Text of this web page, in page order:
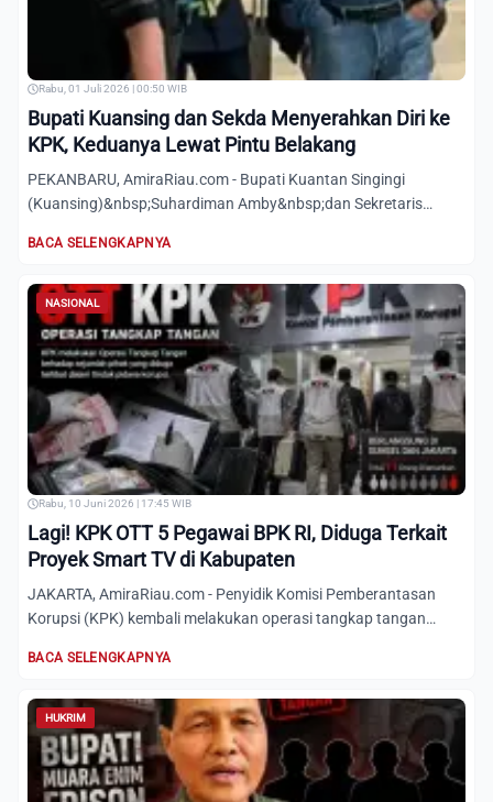
Rabu, 01 Juli 2026 | 00:50 WIB
Bupati Kuansing dan Sekda Menyerahkan Diri ke
KPK, Keduanya Lewat Pintu Belakang
PEKANBARU, AmiraRiau.com - Bupati Kuantan Singingi
(Kuansing)&nbsp;Suhardiman Amby&nbsp;dan Sekretaris
BACA SELENGKAPNYA
NASIONAL
Rabu, 10 Juni 2026 | 17:45 WIB
Lagi! KPK OTT 5 Pegawai BPK RI, Diduga Terkait
Proyek Smart TV di Kabupaten
JAKARTA, AmiraRiau.com - Penyidik Komisi Pemberantasan
Korupsi (KPK) kembali melakukan operasi tangkap tangan
BACA SELENGKAPNYA
HUKRIM